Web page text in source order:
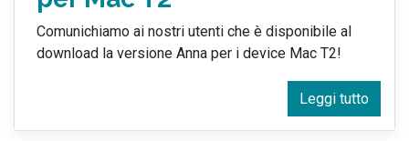
Comunichiamo ai nostri utenti che è disponibile al
download la versione Anna per i device Mac T2!
Leggi tutto